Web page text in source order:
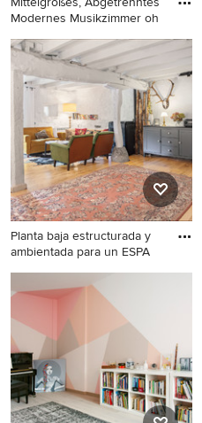
Modernes Musikzimmer oh
Mittelgroßes, Abgetrenntes
Modernes Musikzimmer
ohne Kamin mit blauer
Wandfarbe, braunem
Holzboden, Multimediawand
und braunem Boden in Turin
Planta baja estructurada y
ambientada para un ESPA
Geräumiges, Offenes
Eklektisches Musikzimmer
mit weißer Wandfarbe,
braunem Holzboden,
Kaminofen,
Kaminumrandung aus Metall,
TV-Wand und braunem
Boden in Bilbao